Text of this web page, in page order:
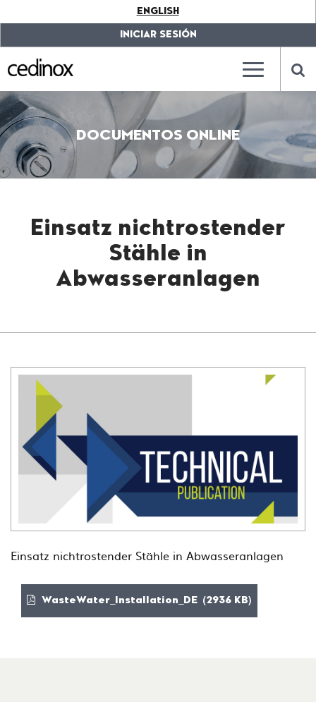
label.access.jump.content???
???
label.access.jump.header???
label.access.jump.footer???
???
label.access.jump.menu???
ENGLISH
INICIAR SESIÓN
???
???
DOCUMENTOS ONLINE
Einsatz nichtrostender
Stähle in
Abwasseranlagen
Einsatz nichtrostender Stähle in Abwasseranlagen
WasteWater_Installation_DE (2936 KB)